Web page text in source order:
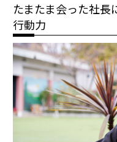
たまたま会った社
行動力